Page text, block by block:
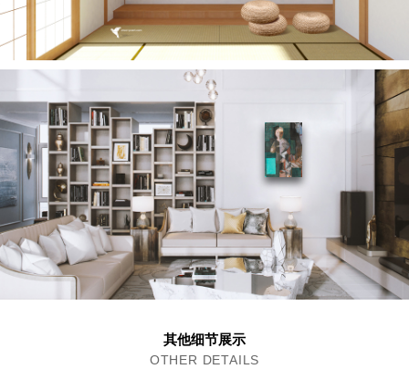
其他细节展示
OTHER DETAILS